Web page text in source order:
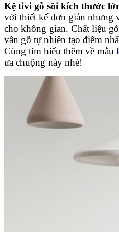
Kệ tivi gỗ sồi kích thước
với thiết kế đơn giản nhưng
cho không gian. Chất liệu
vân gỗ tự nhiên tạo điểm
Cùng tìm hiểu thêm về mẫu
ưa chuộng này nhé!